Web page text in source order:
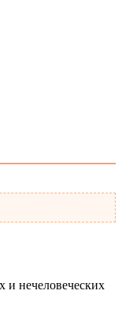
нечеловеческих